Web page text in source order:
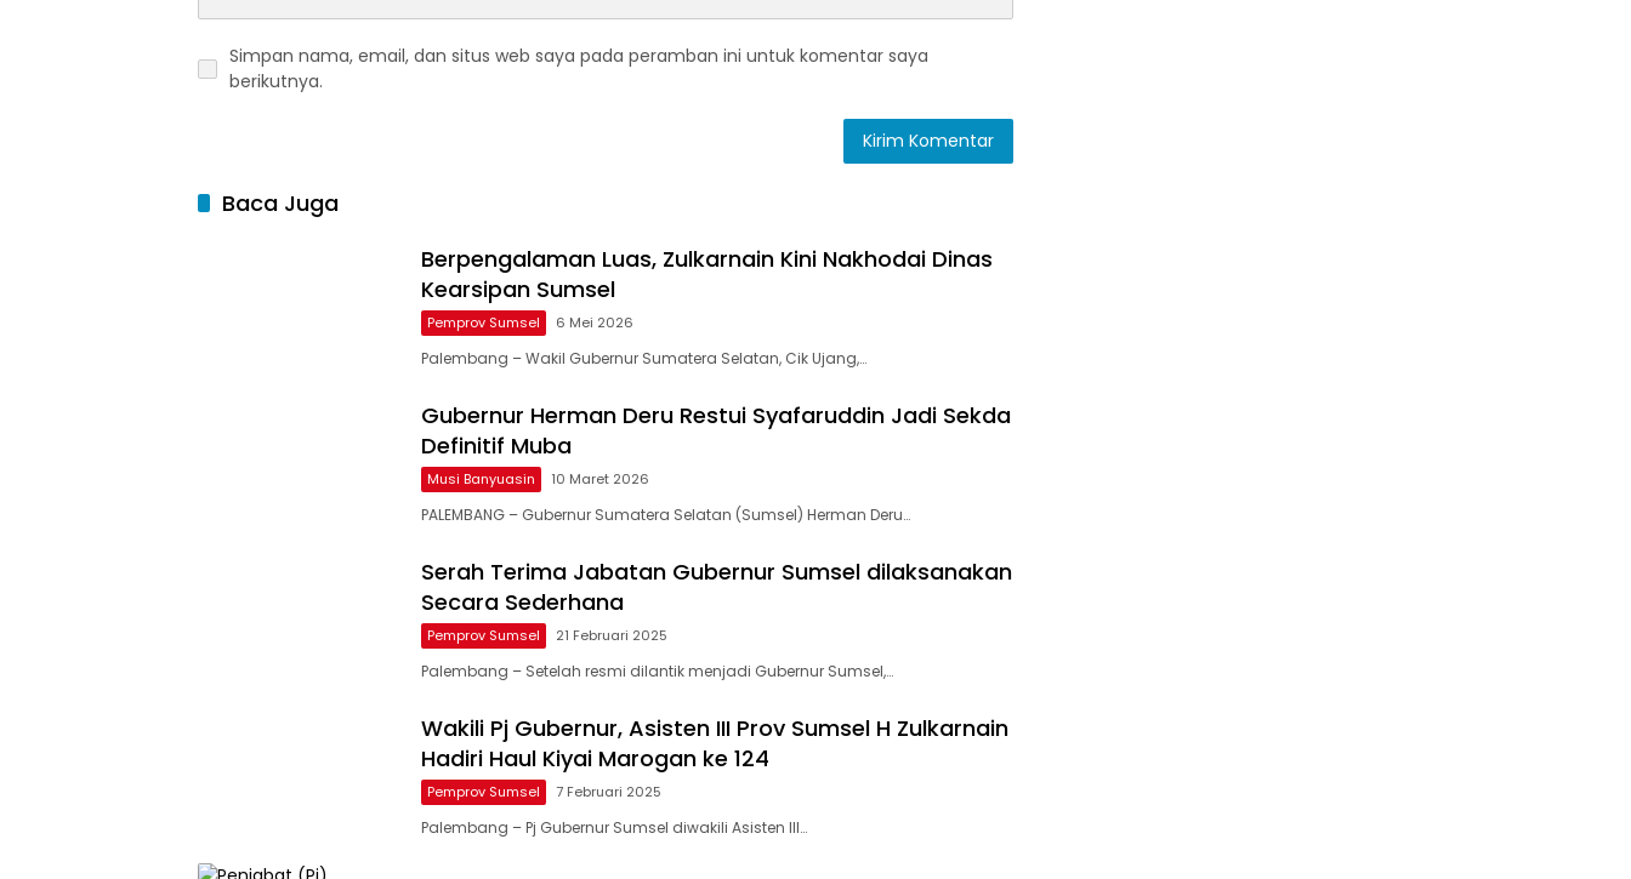
Simpan nama, email, dan situs web saya pada peramban ini untuk komentar saya
berikutnya.
Baca Juga
Berpengalaman Luas, Zulkarnain Kini Nakhodai Dinas
Kearsipan Sumsel
Pemprov Sumsel 6 Mei 2026
Palembang – Wakil Gubernur Sumatera Selatan, Cik Ujang,…
Gubernur Herman Deru Restui Syafaruddin Jadi Sekda
Definitif Muba
Musi Banyuasin 10 Maret 2026
PALEMBANG – Gubernur Sumatera Selatan (Sumsel) Herman Deru…
Serah Terima Jabatan Gubernur Sumsel dilaksanakan
Secara Sederhana
Pemprov Sumsel 21 Februari 2025
Palembang – Setelah resmi dilantik menjadi Gubernur Sumsel,…
Wakili Pj Gubernur, Asisten III Prov Sumsel H Zulkarnain
Hadiri Haul Kiyai Marogan ke 124
Pemprov Sumsel 7 Februari 2025
Palembang – Pj Gubernur Sumsel diwakili Asisten III…